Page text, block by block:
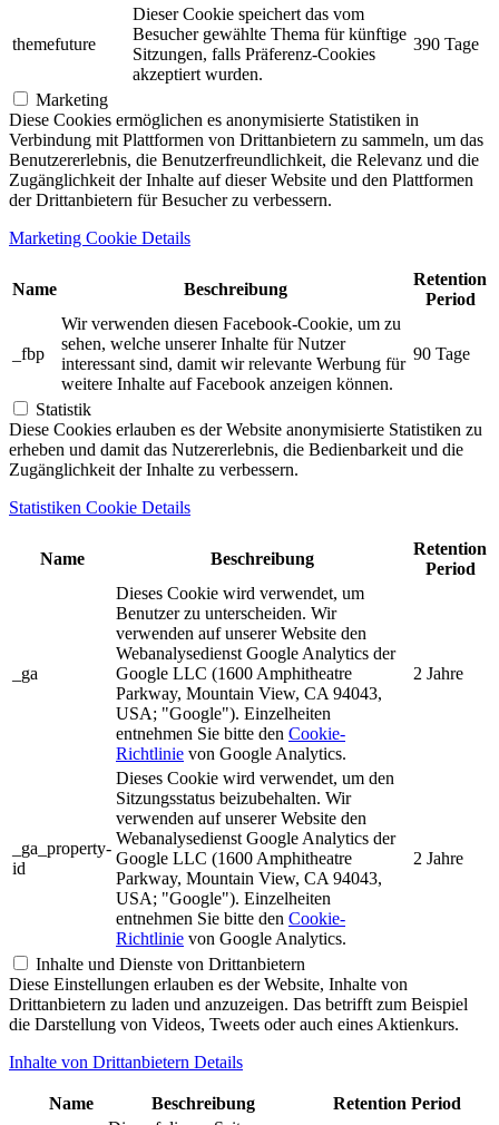
themefuture
Dieser Cookie speichert das vom
Besucher gewählte Thema für künftige
Sitzungen, falls Präferenz-Cookies
akzeptiert wurden.
390 Tage
Marketing
Diese Cookies ermöglichen es anonymisierte Statistiken in
Verbindung mit Plattformen von Drittanbietern zu sammeln, um das
Benutzererlebnis, die Benutzerfreundlichkeit, die Relevanz und die
Zugänglichkeit der Inhalte auf dieser Website und den Plattformen
der Drittanbietern für Besucher zu verbessern.
Marketing Cookie Details
Name Beschreibung
Retention
Period
_fbp
Wir verwenden diesen Facebook-Cookie, um zu
sehen, welche unserer Inhalte für Nutzer
interessant sind, damit wir relevante Werbung für
weitere Inhalte auf Facebook anzeigen können.
90 Tage
Statistik
Diese Cookies erlauben es der Website anonymisierte Statistiken zu
erheben und damit das Nutzererlebnis, die Bedienbarkeit und die
Zugänglichkeit der Inhalte zu verbessern.
Statistiken Cookie Details
Name Beschreibung
Retention
Period
_ga
Dieses Cookie wird verwendet, um
Benutzer zu unterscheiden. Wir
verwenden auf unserer Website den
Webanalysedienst Google Analytics der
Google LLC (1600 Amphitheatre
Parkway, Mountain View, CA 94043,
USA; "Google"). Einzelheiten
entnehmen Sie bitte den Cookie-
Richtlinie von Google Analytics.
2 Jahre
_ga_property-
id
Dieses Cookie wird verwendet, um den
Sitzungsstatus beizubehalten. Wir
verwenden auf unserer Website den
Webanalysedienst Google Analytics der
Google LLC (1600 Amphitheatre
Parkway, Mountain View, CA 94043,
USA; "Google"). Einzelheiten
entnehmen Sie bitte den Cookie-
Richtlinie von Google Analytics.
2 Jahre
Inhalte und Dienste von Drittanbietern
Diese Einstellungen erlauben es der Website, Inhalte von
Drittanbietern zu laden und anzuzeigen. Das betrifft zum Beispiel
die Darstellung von Videos, Tweets oder auch eines Aktienkurs.
Inhalte von Drittanbietern Details
Name Beschreibung
Retention Period